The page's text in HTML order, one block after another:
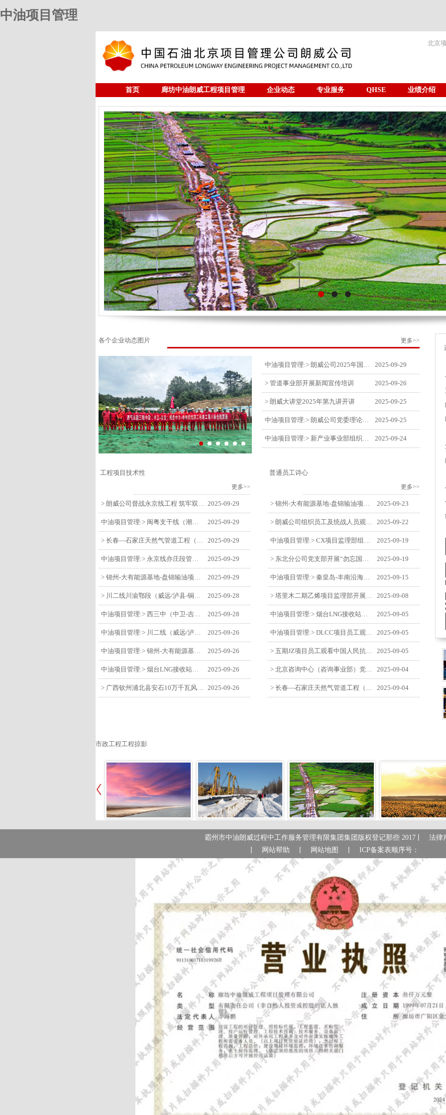
中油项目管理
北京
首页 廊坊中油朗威工程项目管理 企业动态 专业服务 QHSE
业绩介绍
各个企业动态图片 更多>>
2025-09-29
> 管道事业部开展新闻宣传培训 2025-09-26
> 朗威大讲堂2025年第九讲开讲 2025-09-25
2025-09-25
2025-09-24
工程项目技术性
更多>>
2025-09-29
2025-09-29
2025-09-29
2025-09-29
2025-09-29
2025-09-28
2025-09-28
2025-09-26
2025-09-26
2025-09-26
2025-09-26
普通员工诗心
更多>>
2025-09-23
2025-09-22
2025-09-19
2025-09-19
2025-09-15
2025-09-08
2025-09-05
2025-09-05
2025-09-05
2025-09-04
2025-09-04
市政工程工程掠影
霸州市中油朗威过程中工作服务管理有限集团集团版权登记那些 2017 | 法律
| 网站帮助 | 网站地图 | ICP备案表顺序号：